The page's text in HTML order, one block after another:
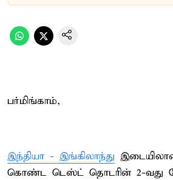
பர்மிங்காம்,
இந்தியா - இங்கிலாந்து
கொண்ட டெஸ்ட் தொடரின் 2-வது